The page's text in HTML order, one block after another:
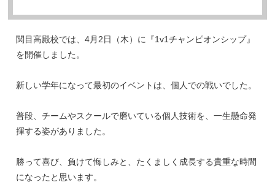
関目高殿校では、4月2日（木）に『1v1チャンピオンシップ』
を開催しました。
新しい学年になって最初のイベントは、個人での戦いでした。
普段、チームやスクールで磨いている個人技術を、一生懸命発
揮する姿がありました。
勝って喜び、負けて悔しみと、たくましく成長する貴重な時間
になったと思います。